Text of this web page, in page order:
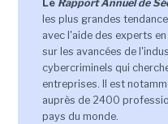
Le Rapport Annuel de
les plus grandes
avec l'aide des experts
sur les avancées de
cybercriminels qui
entreprises. Il est
auprès de 2400
pays du monde.